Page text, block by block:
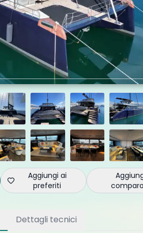
Aggiungi ai
preferiti
Dettagli tecnici